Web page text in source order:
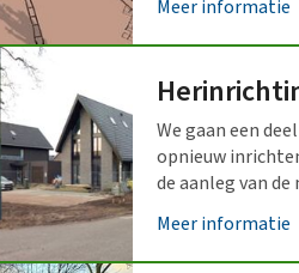
Meer informatie
We gaan een
opnieuw
de aanleg van de
Meer informatie